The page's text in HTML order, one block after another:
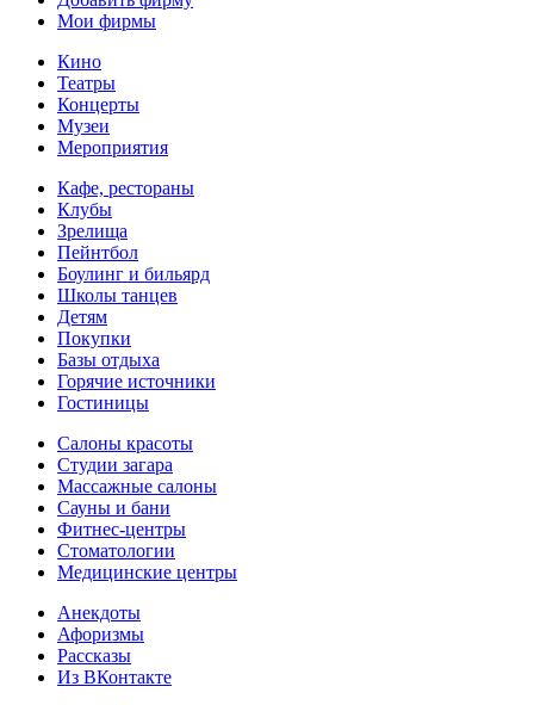
Мои фирмы
Кино
Театры
Концерты
Музеи
Мероприятия
Кафе, рестораны
Клубы
Зрелища
Пейнтбол
Боулинг и бильярд
Школы танцев
Детям
Покупки
Базы отдыха
Горячие источники
Гостиницы
Салоны красоты
Студии загара
Массажные салоны
Сауны и бани
Фитнес-центры
Стоматологии
Медицинские центры
Анекдоты
Афоризмы
Рассказы
Из ВКонтакте